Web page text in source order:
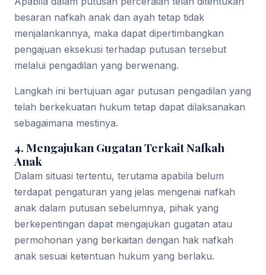
besaran nafkah anak dan ayah tetap tidak
menjalankannya, maka dapat dipertimbangkan
pengajuan eksekusi terhadap putusan tersebut
melalui pengadilan yang berwenang.
Langkah ini bertujuan agar putusan pengadilan yang
telah berkekuatan hukum tetap dapat dilaksanakan
sebagaimana mestinya.
4. Mengajukan Gugatan Terkait Nafkah
Anak
Dalam situasi tertentu, terutama apabila belum
terdapat pengaturan yang jelas mengenai nafkah
anak dalam putusan sebelumnya, pihak yang
berkepentingan dapat mengajukan gugatan atau
permohonan yang berkaitan dengan hak nafkah
anak sesuai ketentuan hukum yang berlaku.